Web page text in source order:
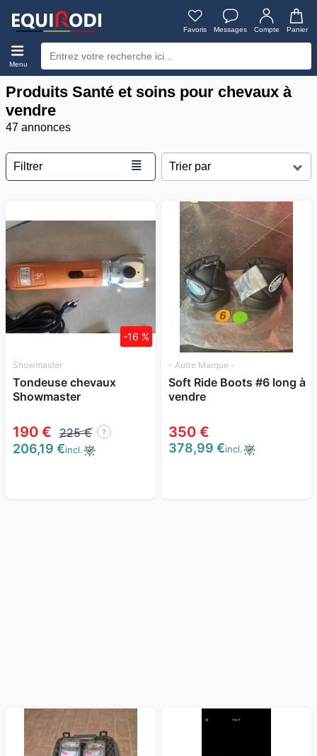
Favoris Messages Compte Panier
Menu
Produits Santé et soins pour chevaux à
vendre
47 annonces
Filtrer ≣
Showmaster
Tondeuse chevaux
Showmaster
190 € 225 € ?
-16 %
206,19 €incl.
- Autre Marque -
Soft Ride Boots #6 long à
vendre
350 €
378,99 €incl.